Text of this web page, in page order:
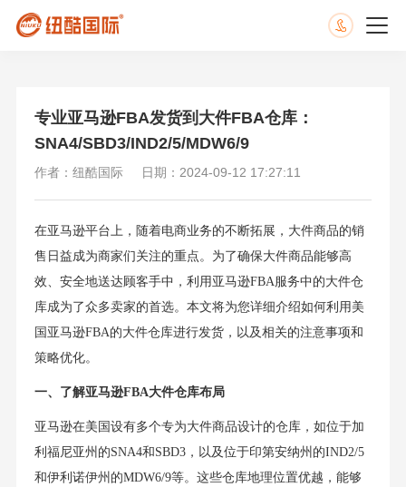
专业亚马逊FBA发货到大件FBA仓库：
SNA4/SBD3/IND2/5/MDW6/9
作者：纽酷国际 日期：2024-09-12 17:27:11
在亚马逊平台上，随着电商业务的不断拓展，大件商品的销
售日益成为商家们关注的重点。为了确保大件商品能够高
效、安全地送达顾客手中，利用亚马逊FBA服务中的大件仓
库成为了众多卖家的首选。本文将为您详细介绍如何利用美
国亚马逊FBA的大件仓库进行发货，以及相关的注意事项和
策略优化。
一、了解亚马逊FBA大件仓库布局
亚马逊在美国设有多个专为大件商品设计的仓库，如位于加
利福尼亚州的SNA4和SBD3，以及位于印第安纳州的IND2/5
和伊利诺伊州的MDW6/9等。这些仓库地理位置优越，能够